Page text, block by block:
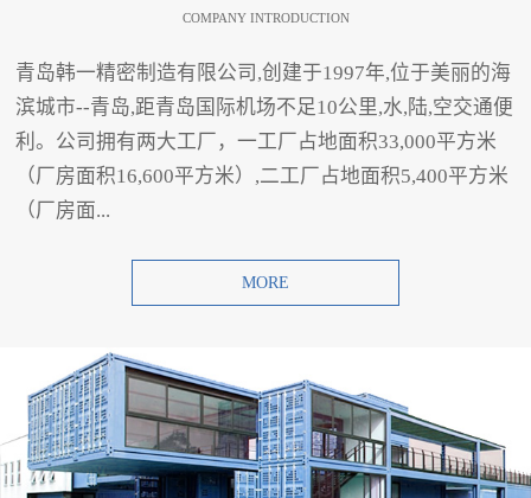
COMPANY INTRODUCTION
青岛韩一精密制造有限公司,创建于1997年,位于美丽的海
滨城市--青岛,距青岛国际机场不足10公里,水,陆,空交通便
利。公司拥有两大工厂，一工厂占地面积33,000平方米
（厂房面积16,600平方米）,二工厂占地面积5,400平方米
（厂房面...
MORE